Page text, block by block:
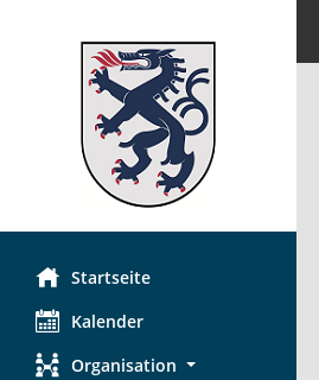
Startseite
Kalender
Organisation